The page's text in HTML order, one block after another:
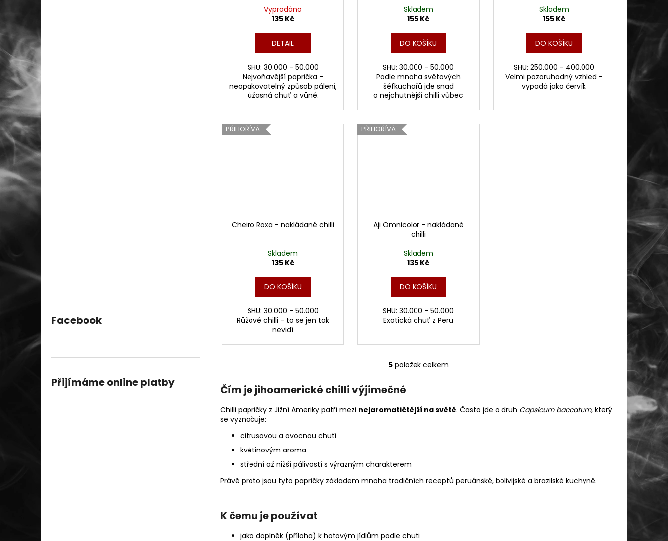
Facebook
Přijímáme online platby
Vyprodáno
135 Kč
DETAIL
SHU: 30.000 - 50.000
Nejvoňavější paprička -
neopakovatelný způsob pálení,
úžasná chuť a vůně.
Skladem
155 Kč
DO KOŠÍKU
SHU: 30.000 - 50.000
Podle mnoha světových
šéfkuchařů jde snad
o nejchutnější chilli vůbec
Skladem
155 Kč
DO KOŠÍKU
SHU: 250.000 - 400.000
Velmi pozoruhodný vzhled -
vypadá jako červík
PŘIHOŘÍVÁ
Cheiro Roxa - nakládané chilli
Skladem
135 Kč
DO KOŠÍKU
SHU: 30.000 - 50.000
Růžové chilli - to se jen tak
nevidí
PŘIHOŘÍVÁ
Aji Omnicolor - nakládané
chilli
Skladem
135 Kč
DO KOŠÍKU
SHU: 30.000 - 50.000
Exotická chuť z Peru
O
á
d
v
p
5 položek celkem
Čím je jihoamerické chilli výjimečné
Chilli papričky z Jižní Ameriky patří mezi nejaromatičtější na světě. Často jde o druh Capsicum baccatum, který
se vyznačuje:
citrusovou a ovocnou chutí
květinovým aroma
střední až nižší pálivostí s výrazným charakterem
Právě proto jsou tyto papričky základem mnoha tradičních receptů peruánské, bolivijské a brazilské kuchyně.
K čemu je používat
jako doplněk (příloha) k hotovým jídlům podle chuti